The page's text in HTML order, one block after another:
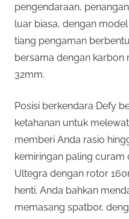
pengendaraan,
luar biasa, dengan
tiang pengaman
bersama dengan karbon
32mm.
Posisi berkendara Defy
ketahanan untuk
memberi Anda rasio
kemiringan paling
Ultegra dengan rotor
henti. Anda bahkan
memasang spatbor,